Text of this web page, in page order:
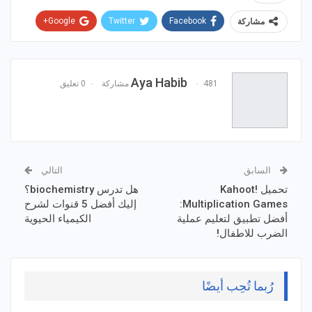
مشاركة Facebook
Twitter
Google+
Aya Habib 481 مشاركة 0 تعليق
السابق
تحميل Kahoot!
Multiplication Games:
أفضل تطبيق لتعليم عملية
الضرب للاطفال!
التالي
هل تدرس biochemistry؟
إليك أفضل 5 قنوات لشرح
الكيمياء الحيوية
رُبما تُحِب أيضًا